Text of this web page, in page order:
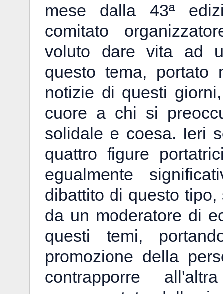
mese dalla 43ª
comitato
voluto dare vita ad
questo tema, portato
notizie di questi
cuore a chi si
solidale e coesa. Ieri
quattro figure
egualmente
dibattito di questo
da un moderatore di
questi temi,
promozione della
contrapporre